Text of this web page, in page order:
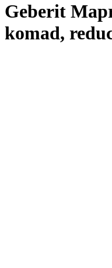
Geberit
komad,